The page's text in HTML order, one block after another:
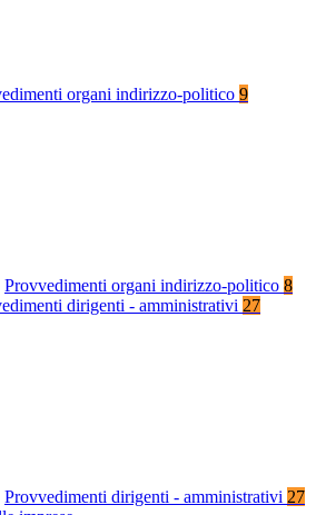
organi indirizzo-politico 9
Provvedimenti organi indirizzo-politico 8
dirigenti - amministrativi 27
Provvedimenti dirigenti - amministrativi 27